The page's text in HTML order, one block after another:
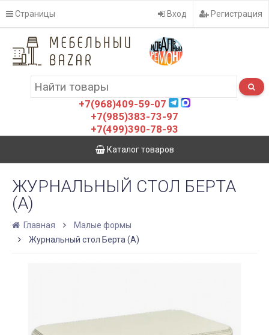
Страницы Вход Регистрация
+7(968)409-59-07
+7(985)383-73-97
+7(499)390-78-93
Каталог товаров
ЖУРНАЛЬНЫЙ СТОЛ БЕРТА
(А)
Главная
Малые формы
Журнальный стол Берта (А)